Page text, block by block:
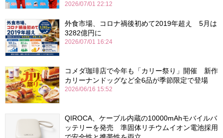
2026/07/01 22:12
外食市場、コロナ禍後初めて2019年超え 5月は
3282億円に
2026/07/01 16:24
コメダ珈琲店で今年も「カリー祭り」開催 新作
カリーナンドッグなど全6品が季節限定で登場
2026/06/16 15:52
QIROCA、ケーブル内蔵の10000mAhモバイルバ
ッテリーを発売 準固体リチウムイオン電池採用